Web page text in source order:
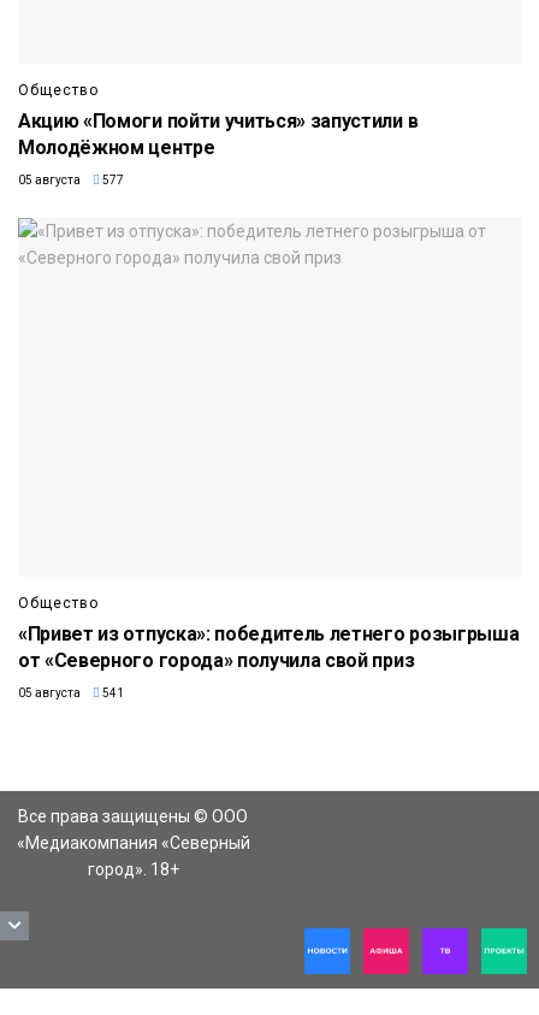
Общество
Акцию «Помоги пойти учиться» запустили в
Молодёжном центре
05 августа 577
Общество
«Привет из отпуска»: победитель летнего розыгрыша
от «Северного города» получила свой приз
05 августа 541
Все права защищены © ООО
«Медиакомпания «Северный
город». 18+